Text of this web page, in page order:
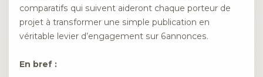
comparatifs qui suivent aideront chaque porteur de
projet à transformer une simple publication en
véritable levier d’engagement sur 6annonces.
En bref :